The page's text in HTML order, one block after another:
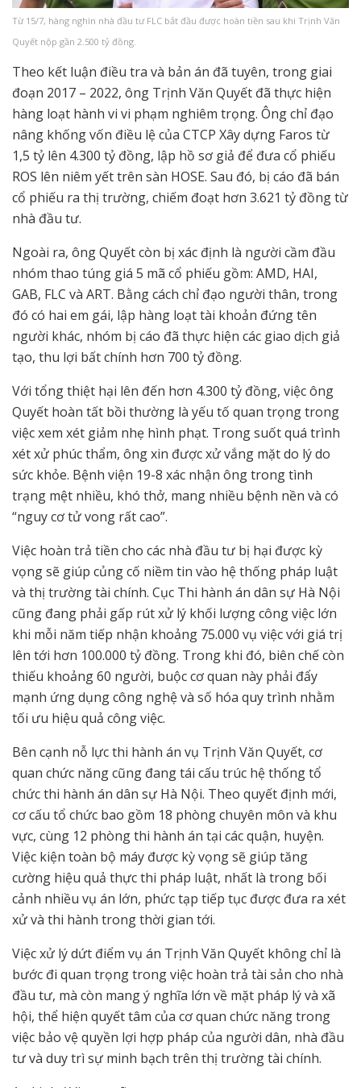
Từ 15/7, hàng nghìn nhà đầu tư FLC bắt đầu được hoàn tiền sau khi Trịnh Văn
Quyết nộp gần 2.500 tỷ đồng.
Theo kết luận điều tra và bản án đã tuyên, trong giai
đoạn 2017 – 2022, ông Trịnh Văn Quyết đã thực hiện
hàng loạt hành vi vi phạm nghiêm trọng. Ông chỉ đạo
nâng khống vốn điều lệ của CTCP Xây dựng Faros từ
1,5 tỷ lên 4.300 tỷ đồng, lập hồ sơ giả để đưa cổ phiếu
ROS lên niêm yết trên sàn HOSE. Sau đó, bị cáo đã bán
cổ phiếu ra thị trường, chiếm đoạt hơn 3.621 tỷ đồng từ
nhà đầu tư.
Ngoài ra, ông Quyết còn bị xác định là người cầm đầu
nhóm thao túng giá 5 mã cổ phiếu gồm: AMD, HAI,
GAB, FLC và ART. Bằng cách chỉ đạo người thân, trong
đó có hai em gái, lập hàng loạt tài khoản đứng tên
người khác, nhóm bị cáo đã thực hiện các giao dịch giả
tạo, thu lợi bất chính hơn 700 tỷ đồng.
Với tổng thiệt hại lên đến hơn 4.300 tỷ đồng, việc ông
Quyết hoàn tất bồi thường là yếu tố quan trọng trong
việc xem xét giảm nhẹ hình phạt. Trong suốt quá trình
xét xử phúc thẩm, ông xin được xử vắng mặt do lý do
sức khỏe. Bệnh viện 19-8 xác nhận ông trong tình
trạng mệt nhiều, khó thở, mang nhiều bệnh nền và có
“nguy cơ tử vong rất cao”.
Việc hoàn trả tiền cho các nhà đầu tư bị hại được kỳ
vọng sẽ giúp củng cố niềm tin vào hệ thống pháp luật
và thị trường tài chính. Cục Thi hành án dân sự Hà Nội
cũng đang phải gấp rút xử lý khối lượng công việc lớn
khi mỗi năm tiếp nhận khoảng 75.000 vụ việc với giá trị
lên tới hơn 100.000 tỷ đồng. Trong khi đó, biên chế còn
thiếu khoảng 60 người, buộc cơ quan này phải đẩy
mạnh ứng dụng công nghệ và số hóa quy trình nhằm
tối ưu hiệu quả công việc.
Bên cạnh nỗ lực thi hành án vụ Trịnh Văn Quyết, cơ
quan chức năng cũng đang tái cấu trúc hệ thống tổ
chức thi hành án dân sự Hà Nội. Theo quyết định mới,
cơ cấu tổ chức bao gồm 18 phòng chuyên môn và khu
vực, cùng 12 phòng thi hành án tại các quận, huyện.
Việc kiện toàn bộ máy được kỳ vọng sẽ giúp tăng
cường hiệu quả thực thi pháp luật, nhất là trong bối
cảnh nhiều vụ án lớn, phức tạp tiếp tục được đưa ra xét
xử và thi hành trong thời gian tới.
Việc xử lý dứt điểm vụ án Trịnh Văn Quyết không chỉ là
bước đi quan trọng trong việc hoàn trả tài sản cho nhà
đầu tư, mà còn mang ý nghĩa lớn về mặt pháp lý và xã
hội, thể hiện quyết tâm của cơ quan chức năng trong
việc bảo vệ quyền lợi hợp pháp của người dân, nhà đầu
tư và duy trì sự minh bạch trên thị trường tài chính.